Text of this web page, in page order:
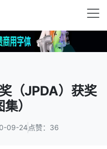
（JPDA）获奖
）
09-24 点赞：36